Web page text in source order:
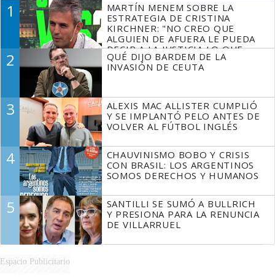
1
MARTÍN MENEM SOBRE LA
ESTRATEGIA DE CRISTINA
KIRCHNER: "NO CREO QUE
ALGUIEN DE AFUERA LE PUEDA
DECIR A LA JUSTICIA LO QUE
TIENE QUE HACER"
2
QUÉ DIJO BARDEM DE LA
INVASIÓN DE CEUTA
3
ALEXIS MAC ALLISTER CUMPLIÓ
Y SE IMPLANTÓ PELO ANTES DE
VOLVER AL FÚTBOL INGLÉS
4
CHAUVINISMO BOBO Y CRISIS
CON BRASIL: LOS ARGENTINOS
SOMOS DERECHOS Y HUMANOS
5
SANTILLI SE SUMÓ A BULLRICH
Y PRESIONA PARA LA RENUNCIA
DE VILLARRUEL
Espacio Publicitario